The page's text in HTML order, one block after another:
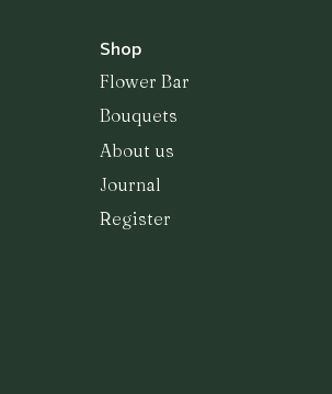
Shop
Flower Bar
Bouquets
About us
Journal
Register